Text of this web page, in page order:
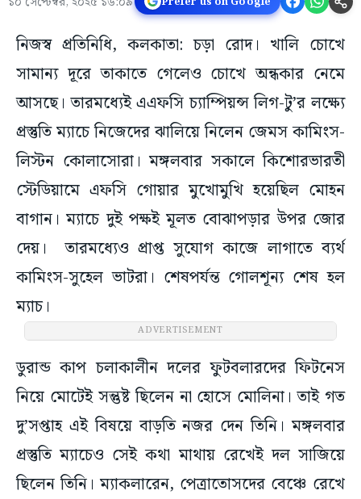
নিজস্ব প্রতিনিধি, কলকাতা: চড়া রোদ। খালি চোখে
সামান্য দূরে তাকাতে গেলেও চোখে অন্ধকার নেমে
আসছে। তারমধ্যেই এএফসি চ্যাম্পিয়ন্স লিগ-টু’র লক্ষ্যে
প্রস্তুতি ম্যাচে নিজেদের ঝালিয়ে নিলেন জেমস কামিংস-
লিস্টন কোলাসোরা। মঙ্গলবার সকালে কিশোরভারতী
স্টেডিয়ামে এফসি গোয়ার মুখোমুখি হয়েছিল মোহন
বাগান। ম্যাচে দুই পক্ষই মূলত বোঝাপড়ার উপর জোর
দেয়। তারমধ্যেও প্রাপ্ত সুযোগ কাজে লাগাতে ব্যর্থ
কামিংস-সুহেল ভাটরা। শেষপর্যন্ত গোলশূন্য শেষ হল
ম্যাচ।
ADVERTISEMENT
ডুরান্ড কাপ চলাকালীন দলের ফুটবলারদের ফিটনেস
নিয়ে মোটেই সন্তুষ্ট ছিলেন না হোসে মোলিনা। তাই গত
দু’সপ্তাহ এই বিষয়ে বাড়তি নজর দেন তিনি। মঙ্গলবার
প্রস্তুতি ম্যাচেও সেই কথা মাথায় রেখেই দল সাজিয়ে
ছিলেন তিনি। ম্যাকলারেন, পেত্রাতোসদের বেঞ্চে রেখে